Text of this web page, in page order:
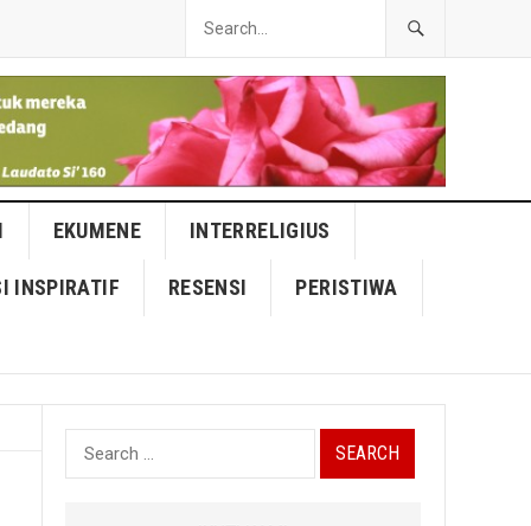
EKUMENE INTERRELIGIUS
INSPIRATIF RESENSI PERISTIWA
Search
for: